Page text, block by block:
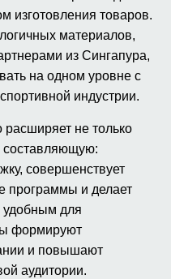
изготовления товаров.
материалов,
из Сингапура,
на одном уровне с
индустрии.
расширяет не только
составляющую:
совершенствует
программы и делает
удобным для
формируют
и повышают
аудитории.